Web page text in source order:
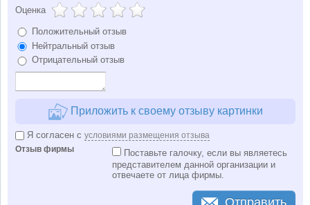
Оценка
Положительный отзыв
Нейтральный отзыв
Отрицательный отзыв
Приложить к своему отзыву картинки
Я согласен с условиями размещения отзыва
Отзыв фирмы
Поставьте галочку, если вы являетесь
представителем данной организации и
отвечаете от лица фирмы.